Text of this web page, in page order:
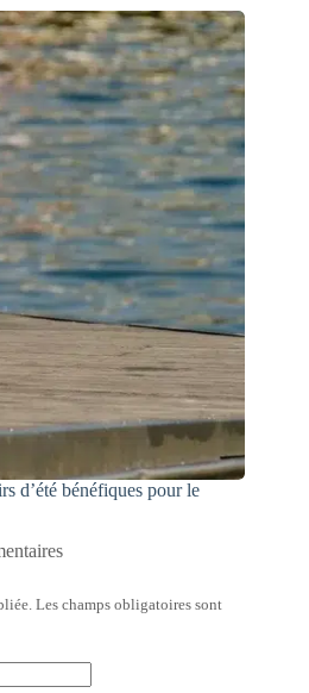
d’été bénéfiques pour le
Les champs obligatoires sont